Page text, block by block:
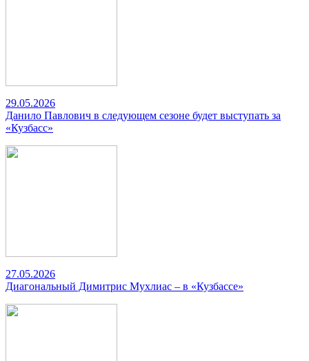
29.05.2026
Данило Павлович в следующем сезоне будет выступать за
«Кузбасс»
27.05.2026
Диагональный Димитрис Мухлиас – в «Кузбассе»